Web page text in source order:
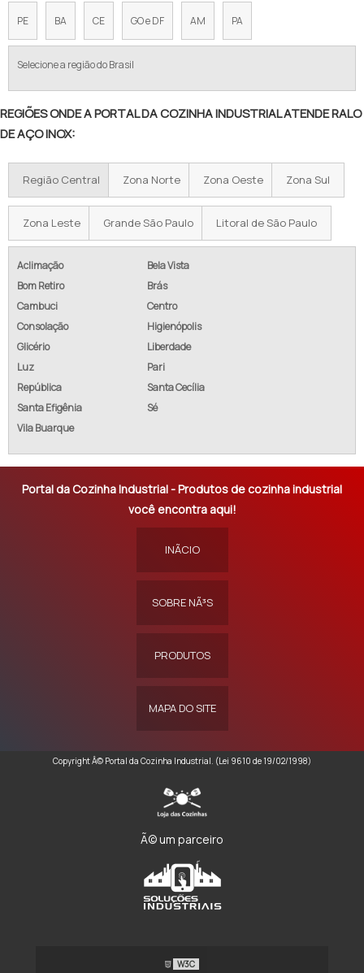
PE BA CE GO e DF AM PA
Selecione a região do Brasil
REGIÕES ONDE A PORTAL DA COZINHA INDUSTRIAL ATENDE RALO
DE AÇO INOX:
Região Central Zona Norte Zona Oeste Zona Sul
Zona Leste Grande São Paulo Litoral de São Paulo
Aclimação
Bela Vista
Bom Retiro
Brás
Cambuci
Centro
Consolação
Higienópolis
Glicério
Liberdade
Luz
Pari
República
Santa Cecília
Santa Efigênia
Sé
Vila Buarque
Portal da Cozinha Industrial - Produtos de cozinha industrial
você encontra aqui!
INÃ­CIO
SOBRE NÃ³S
PRODUTOS
MAPA DO SITE
Copyright Â© Portal da Cozinha Industrial. (Lei 9610 de 19/02/1998)
Ã© um parceiro
W3C